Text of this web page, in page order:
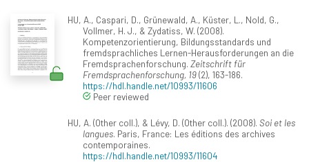
HU, A., Caspari, D., Grünewald, A., Küster, L., Nold, G.,
Vollmer, H. J., & Zydatiss, W. (2008).
Kompetenzorientierung, Bildungsstandards und
fremdsprachliches Lernen-Herausforderungen an die
Fremdsprachenforschung. Zeitschrift für
Fremdsprachenforschung, 19(2), 163-186.
https://hdl.handle.net/10993/11606
Peer reviewed
HU, A. (Other coll.), & Lévy, D. (Other coll.). (2008). Soi et les
langues. Paris, France: Les éditions des archives
contemporaines.
https://hdl.handle.net/10993/11604